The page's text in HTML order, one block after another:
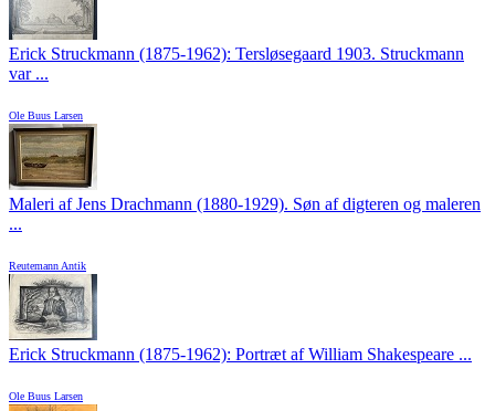
Erick Struckmann (1875-1962): Tersløsegaard 1903. Struckmann
var ...
Ole Buus Larsen
Maleri af Jens Drachmann (1880-1929). Søn af digteren og maleren
...
Reutemann Antik
Erick Struckmann (1875-1962): Portræt af William Shakespeare ...
Ole Buus Larsen